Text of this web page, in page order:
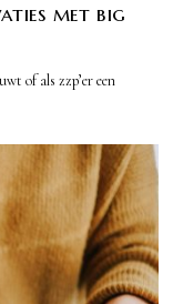
met big
of als zzp’er een